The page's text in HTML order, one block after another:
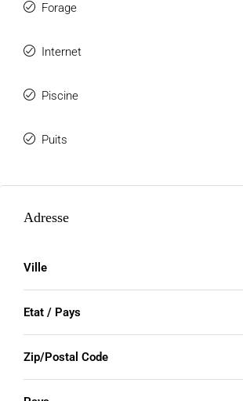
Forage
Internet
Piscine
Puits
Adresse
Ville
Etat / Pays
Zip/Postal Code